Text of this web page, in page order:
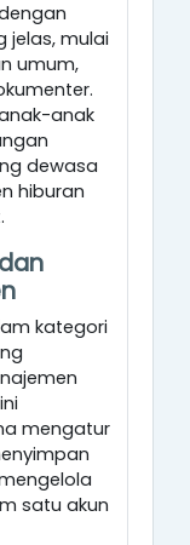
jelas, mulai
umum,
anak
dewasa
hiburan
kategori
mengatur
satu akun